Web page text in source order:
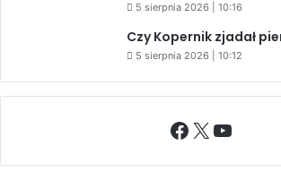
5 sierpnia 2026 | 10:16
Czy Kopernik zjadał
5 sierpnia 2026 | 10:12
Facebook
X